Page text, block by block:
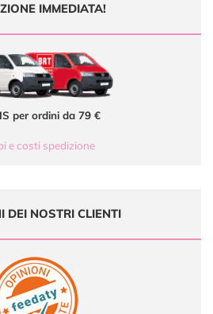
IMMEDIATA!
per ordini da 79 €
e costi spedizione
DEI NOSTRI CLIENTI